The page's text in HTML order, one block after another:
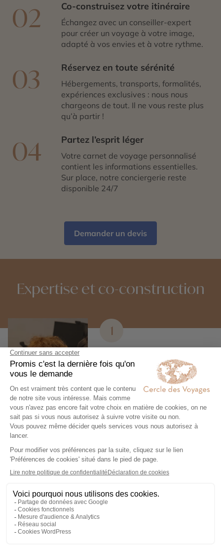
02 Co-construisez votre itinéraire
Échangez avec un conseiller-expert
pour créer un voyage à votre image,
adapté à vos envies et à votre rythme.
03 Réservez en toute sérénité
Hébergements, transports, formalités,
expériences exclusives : nous nous
chargeons de tout. Il ne vous reste plus
qu’à partir !
04 Partez l’esprit léger
Votre carnet de voyage personnalisé
contient les informations essentielles.
Sur place, notre conciergerie reste
disponible 24/7
Demander un devis
Expertise et co-construction
1
construction
Chez Cercle des Voyages,
nous concevons des voyages
100% personnalisables, en
collaboration étroite avec nos
voyageurs.
2
Engagement local et
Nous collaborons